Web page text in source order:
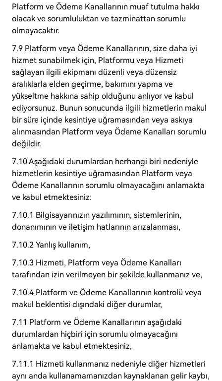
Platform ve Ödeme Kanallarının muaf tutulma hakkı
olacak ve sorumluluktan ve tazminattan sorumlu
olmayacaktır.
7.9 Platform veya Ödeme Kanallarının, size daha iyi
hizmet sunabilmek için, Platformu veya Hizmeti
sağlayan ilgili ekipmanı düzenli veya düzensiz
aralıklarla elden geçirme, bakımını yapma ve
yükseltme hakkına sahip olduğunu anlıyor ve kabul
ediyorsunuz. Bunun sonucunda ilgili hizmetlerin makul
bir süre içinde kesintiye uğramasından veya askıya
alınmasından Platform veya Ödeme Kanalları sorumlu
değildir.
7.10 Aşağıdaki durumlardan herhangi biri nedeniyle
hizmetlerin kesintiye uğramasından Platform veya
Ödeme Kanallarının sorumlu olmayacağını anlamakta
ve kabul etmektesiniz:
7.10.1 Bilgisayarınızın yazılımının, sistemlerinin,
donanımının ve iletişim hatlarının arızalanması,
7.10.2 Yanlış kullanım,
7.10.3 Hizmeti, Platform veya Ödeme Kanalları
tarafından izin verilmeyen bir şekilde kullanmanız ve,
7.10.4 Platform ve Ödeme Kanallarının kontrolü veya
makul beklentisi dışındaki diğer durumlar,
7.11 Platform ve Ödeme Kanallarının aşağıdaki
durumlardan hiçbiri için sorumlu olmayacağını
anlamakta ve kabul etmektesiniz,
7.11.1 Hizmeti kullanmanız nedeniyle diğer hizmetleri
aynı anda kullanamamanızdan kaynaklanan gelir kaybı,